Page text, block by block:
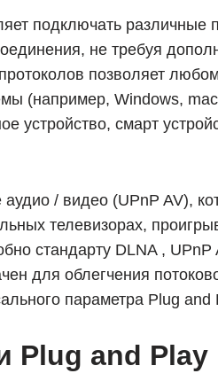
подключать
не требуя
позволяет
(например, Windows,
устройство, смарт
/ видео (UPnP AV),
телевизорах,
стандарту DLNA ,
для облегчения
параметра Plug
Plug and Play